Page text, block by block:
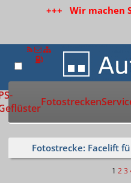
+++ Wir machen
Fotostrecken
Fotostrecke: Facelift
1 2 3